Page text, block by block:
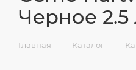
Черное 2.5
Главная — Каталог —